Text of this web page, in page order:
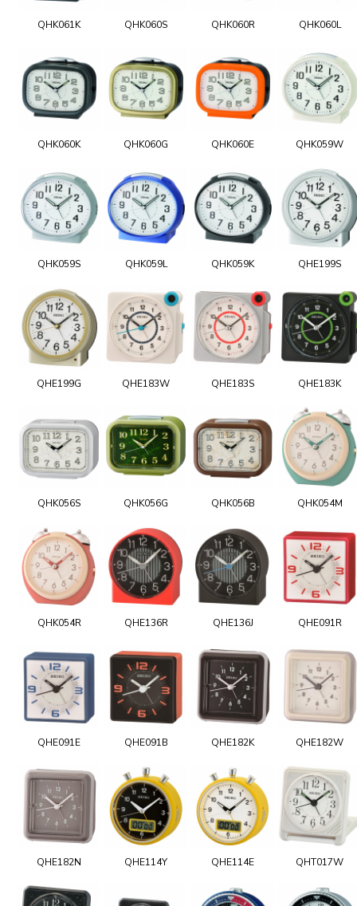
QHK061K QHK060S QHK060R QHK060L
QHK060K QHK060G QHK060E QHK059W
QHK059S QHK059L QHK059K QHE199S
QHE199G QHE183W QHE183S QHE183K
QHK056S QHK056G QHK056B QHK054M
QHK054R QHE136R QHE136J QHE091R
QHE091E QHE091B QHE182K QHE182W
QHE182N QHE114Y QHE114E QHT017W